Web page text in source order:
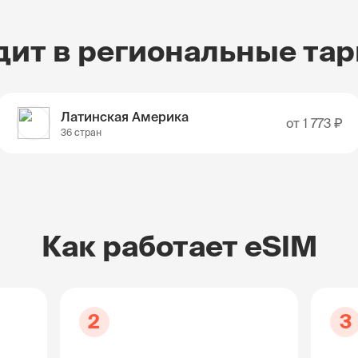
в региональные
Латинская Америка
36 стран
от 1 773 ₽
Как работает eSIM
2 3